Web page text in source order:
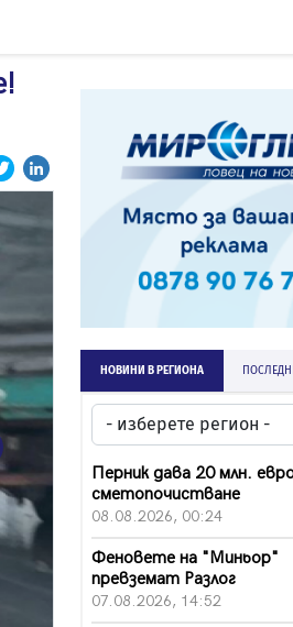
НОВИНИ В РЕГИОНА
Перник дава 20 млн.
сметопочистване
08.08.2026, 00:24
Феновете на "Миньор"
превземат Разлог
07.08.2026, 14:52